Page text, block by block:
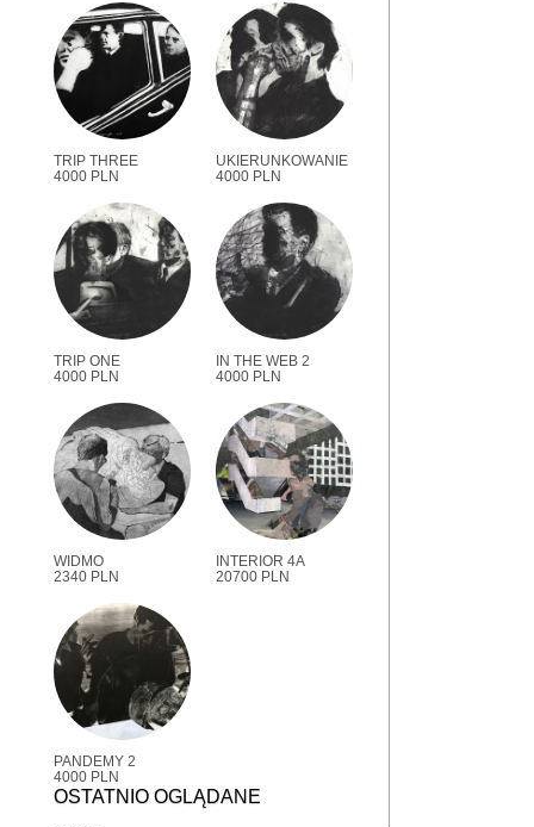
TRIP THREE
4000 PLN
UKIERUNKOWANIE
4000 PLN
TRIP ONE
4000 PLN
IN THE WEB 2
4000 PLN
WIDMO
2340 PLN
INTERIOR 4A
20700 PLN
PANDEMY 2
4000 PLN
OSTATNIO OGLĄDANE